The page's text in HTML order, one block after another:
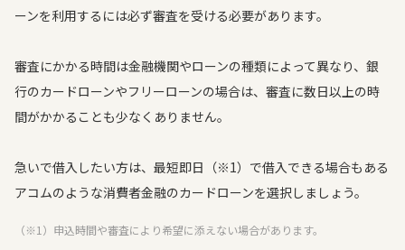
ーンを利用するには必ず審査を受ける必要があります。
審査にかかる時間は金融機関やローンの種類によって異なり、銀
行のカードローンやフリーローンの場合は、審査に数日以上の時
間がかかることも少なくありません。
急いで借入したい方は、最短即日（※1）で借入できる場合もある
アコムのような消費者金融のカードローンを選択しましょう。
（※1）申込時間や審査により希望に添えない場合があります。